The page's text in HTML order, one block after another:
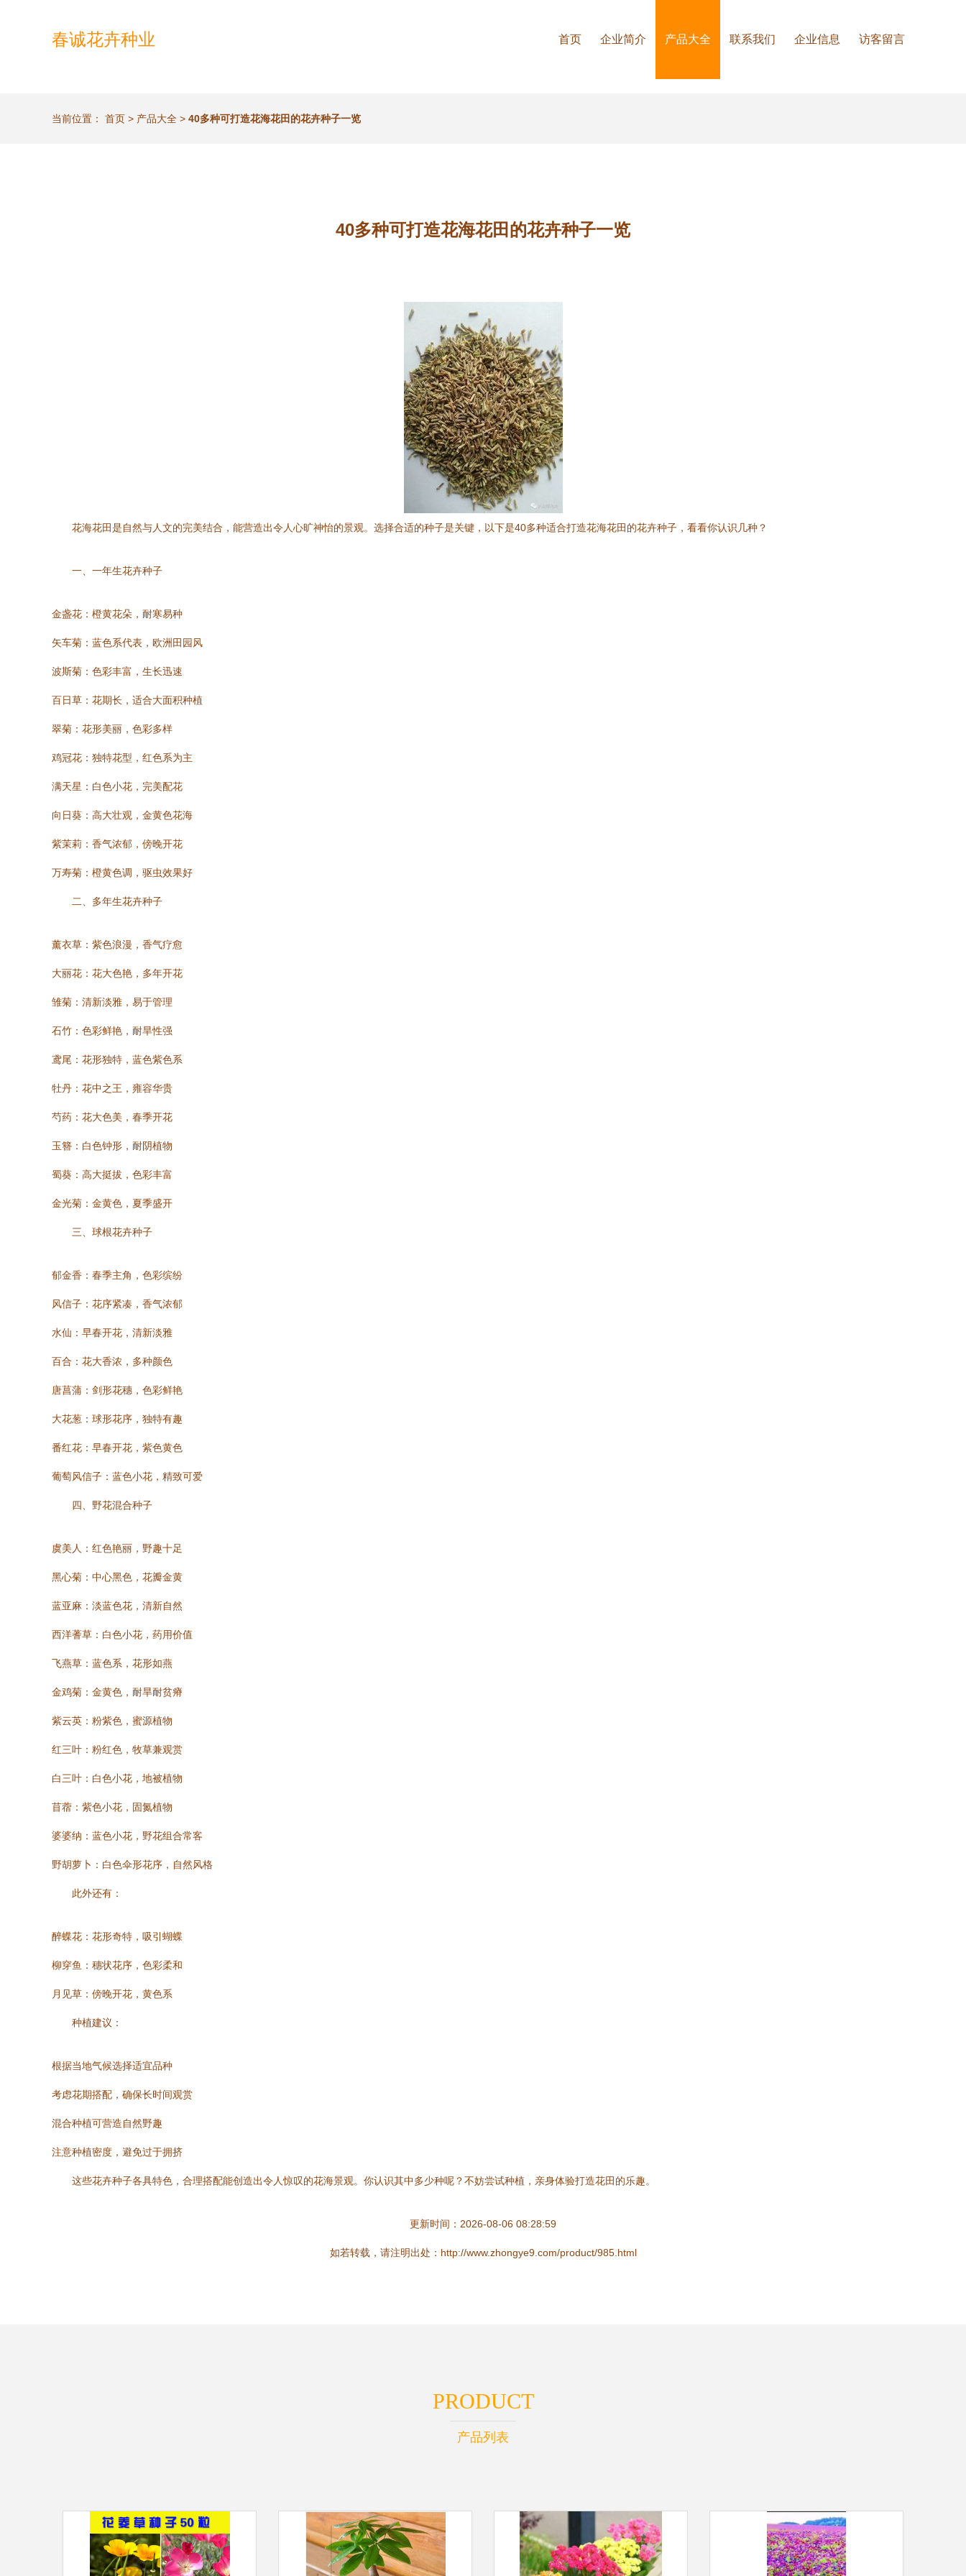
春诚花卉种业 首页 企业简介 产品大全 联系我们 企业信息 访客留言
当前位置： 首页 > 产品大全 > 40多种可打造花海花田的花卉种子一览
40多种可打造花海花田的花卉种子一览
花海花田是自然与人文的完美结合，能营造出令人心旷神怡的景观。选择合适的种子是关键，以下是40多种适合打造花海花田的花卉种子，看看你认识几种？
一、一年生花卉种子
金盏花：橙黄花朵，耐寒易种
矢车菊：蓝色系代表，欧洲田园风
波斯菊：色彩丰富，生长迅速
百日草：花期长，适合大面积种植
翠菊：花形美丽，色彩多样
鸡冠花：独特花型，红色系为主
满天星：白色小花，完美配花
向日葵：高大壮观，金黄色花海
紫茉莉：香气浓郁，傍晚开花
万寿菊：橙黄色调，驱虫效果好
二、多年生花卉种子
薰衣草：紫色浪漫，香气疗愈
大丽花：花大色艳，多年开花
雏菊：清新淡雅，易于管理
石竹：色彩鲜艳，耐旱性强
鸢尾：花形独特，蓝色紫色系
牡丹：花中之王，雍容华贵
芍药：花大色美，春季开花
玉簪：白色钟形，耐阴植物
蜀葵：高大挺拔，色彩丰富
金光菊：金黄色，夏季盛开
三、球根花卉种子
郁金香：春季主角，色彩缤纷
风信子：花序紧凑，香气浓郁
水仙：早春开花，清新淡雅
百合：花大香浓，多种颜色
唐菖蒲：剑形花穗，色彩鲜艳
大花葱：球形花序，独特有趣
番红花：早春开花，紫色黄色
葡萄风信子：蓝色小花，精致可爱
四、野花混合种子
虞美人：红色艳丽，野趣十足
黑心菊：中心黑色，花瓣金黄
蓝亚麻：淡蓝色花，清新自然
西洋蓍草：白色小花，药用价值
飞燕草：蓝色系，花形如燕
金鸡菊：金黄色，耐旱耐贫瘠
紫云英：粉紫色，蜜源植物
红三叶：粉红色，牧草兼观赏
白三叶：白色小花，地被植物
苜蓿：紫色小花，固氮植物
婆婆纳：蓝色小花，野花组合常客
野胡萝卜：白色伞形花序，自然风格
此外还有：
醉蝶花：花形奇特，吸引蝴蝶
柳穿鱼：穗状花序，色彩柔和
月见草：傍晚开花，黄色系
种植建议：
根据当地气候选择适宜品种
考虑花期搭配，确保长时间观赏
混合种植可营造自然野趣
注意种植密度，避免过于拥挤
这些花卉种子各具特色，合理搭配能创造出令人惊叹的花海景观。你认识其中多少种呢？不妨尝试种植，亲身体验打造花田的乐趣。
更新时间：2026-08-06 08:28:59
如若转载，请注明出处：http://www.zhongye9.com/product/985.html
PRODUCT
产品列表